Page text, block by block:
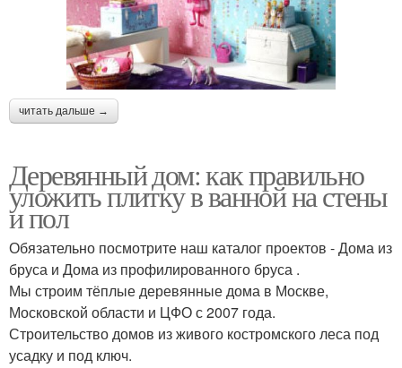
читать дальше →
Деревянный дом: как правильно
уложить плитку в ванной на стены
и пол
Обязательно посмотрите наш каталог проектов - Дома из
бруса и Дома из профилированного бруса .
Мы строим тёплые деревянные дома в Москве,
Московской области и ЦФО с 2007 года.
Строительство домов из живого костромского леса под
усадку и под ключ.